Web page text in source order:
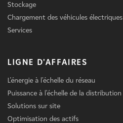
Stockage
Chargement des véhicules électriques
Services
LIGNE D'AFFAIRES
L'énergie à l'échelle du réseau
Puissance à l'échelle de la distribution
Solutions sur site
Optimisation des actifs